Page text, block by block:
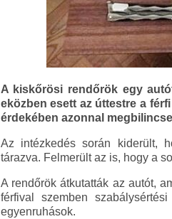
A kiskőrösi rendőrök egy
eközben esett az úttestre a
érdekében azonnal
Az intézkedés során kiderült,
tárazva. Felmerült az is, hogy a
A rendőrök átkutatták az autót,
férfival szemben
egyenruhások.